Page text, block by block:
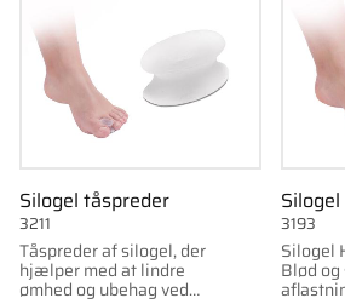
Silogel tåspreder
Tåspreder af silogel, der
hjælper med at lindre
ømhed og ubehag ved
3211
Silogel
Blød
3193